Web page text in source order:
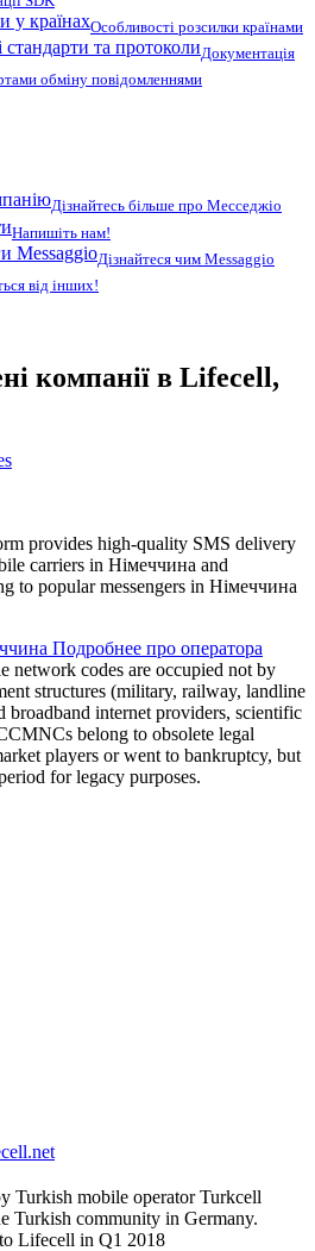
у країнахОсобливості розсилки країнами
стандарти та протоколиДокументація
обміну повідомленнями
Дізнайтесь більше про Месседжіо
Напишіть нам!
MessaggioДізнайтеся чим Messaggio
від інших!
компанії в Lifecell,
provides high-quality SMS delivery
carriers in Німеччина and
to popular messengers in Німеччина
Подробнее про оператора
network codes are occupied not by
structures (military, railway, landline
broadband internet providers, scientific
belong to obsolete legal
players or went to bankruptcy, but
for legacy purposes.
Turkish mobile operator Turkcell
Turkish community in Germany.
Lifecell in Q1 2018